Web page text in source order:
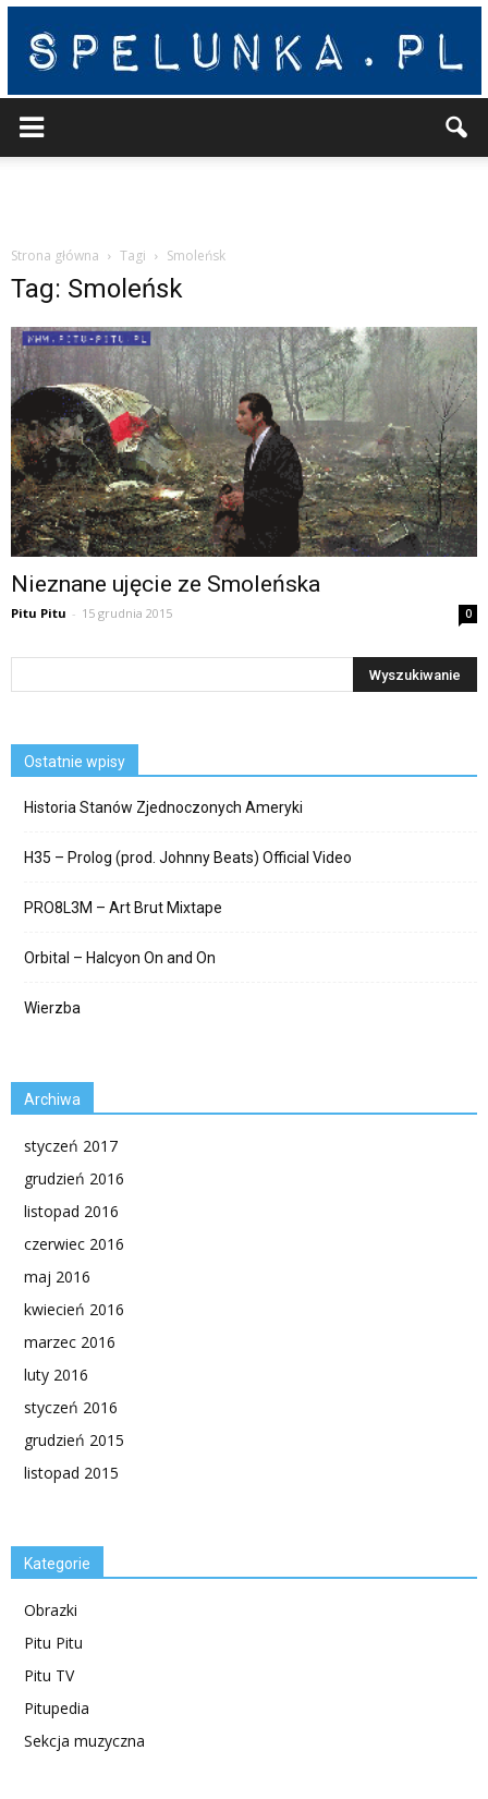
Strona główna Tagi Smoleńsk
Tag: Smoleńsk
Nieznane ujęcie ze Smoleńska
Pitu Pitu - 15 grudnia 2015 0
Ostatnie wpisy
Historia Stanów Zjednoczonych Ameryki
H35 – Prolog (prod. Johnny Beats) Official Video
PRO8L3M – Art Brut Mixtape
Orbital – Halcyon On and On
Wierzba
Archiwa
styczeń 2017
grudzień 2016
listopad 2016
czerwiec 2016
maj 2016
kwiecień 2016
marzec 2016
luty 2016
styczeń 2016
grudzień 2015
listopad 2015
Kategorie
Obrazki
Pitu Pitu
Pitu TV
Pitupedia
Sekcja muzyczna